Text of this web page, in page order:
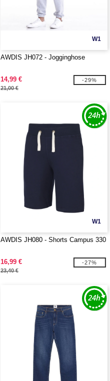
W1
AWDIS JH072 - Jogginghose
14,99 €
21,00 €
-29%
W1
AWDIS JH080 - Shorts Campus 330
16,99 €
23,40 €
-27%